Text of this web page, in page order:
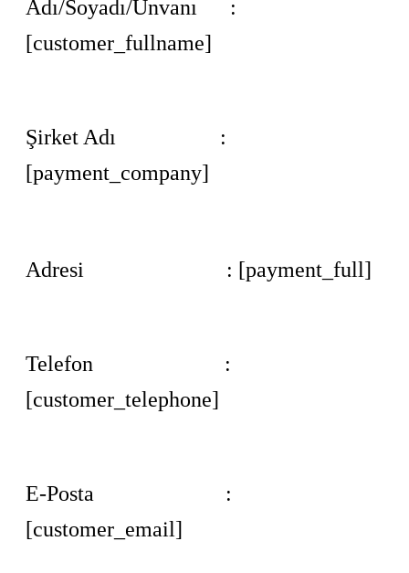
Adı/Soyadı/Ünvanı :
[customer_fullname]
Şirket Adı :
[payment_company]
Adresi : [payment_full]
Telefon :
[customer_telephone]
E-Posta :
[customer_email]